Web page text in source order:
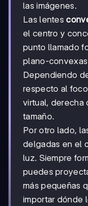
las imágenes.
Las lentes
el centro y
punto llamado
plano-
Dependiendo
respecto al
virtual, derecha
tamaño.
Por otro lado,
delgadas en el
luz. Siempre
puedes
más pequeñas
importar dónde